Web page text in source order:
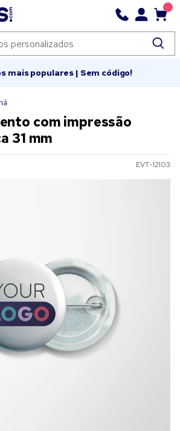
mais populares | Sem código!
com impressão
31 mm
EVT-12103